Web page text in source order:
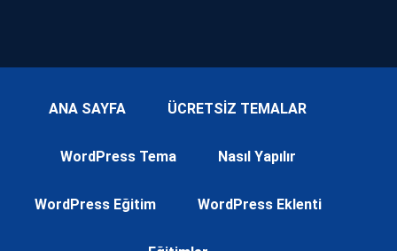
ANA SAYFA ÜCRETSİZ TEMALAR
WordPress Tema Nasıl Yapılır
WordPress Eğitim WordPress Eklenti